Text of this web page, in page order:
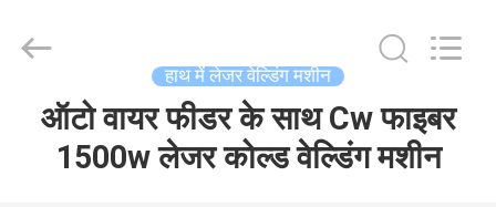
Technology
Reserved.
हाथ में लेजर वेल्डिंग मशीन
ऑटो वायर फीडर के साथ Cw फाइबर
1500w लेजर कोल्ड वेल्डिंग मशीन